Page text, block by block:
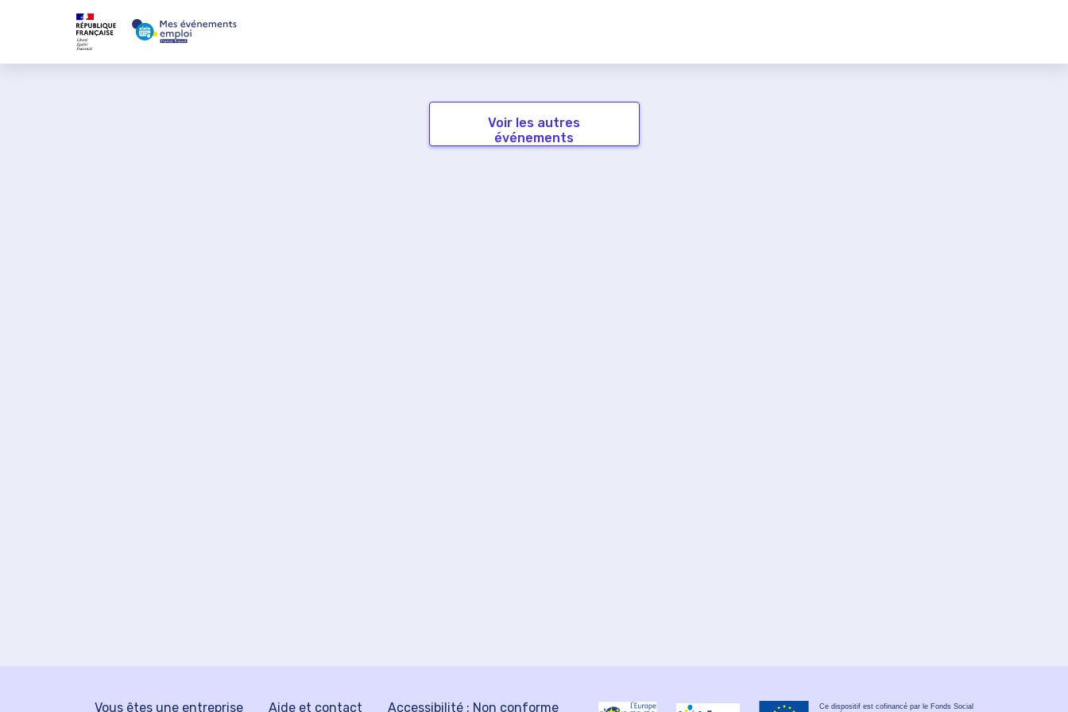
Voir les autres
événements
Vous êtes une entreprise Aide et contact Accessibilité : Non conforme
Ce dispositif est cofinancé par le Fonds Social